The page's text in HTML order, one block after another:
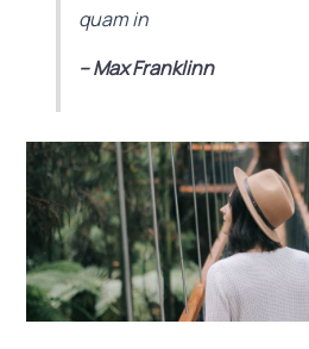
quam in
– Max Franklinn